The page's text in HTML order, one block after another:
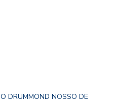
O DRUMMOND NOSSO DE